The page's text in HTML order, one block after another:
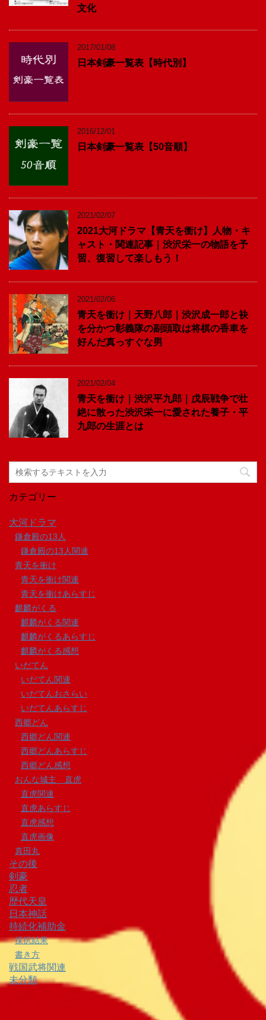
文化
2017/01/08
日本剣豪一覧表【時代別】
2016/12/01
日本剣豪一覧表【50音順】
2021/02/07
2021大河ドラマ【青天を衝け】人物・キ
ャスト・関連記事｜渋沢栄一の物語を予
習、復習して楽しもう！
2021/02/06
青天を衝け｜天野八郎｜渋沢成一郎と袂
を分かつ彰義隊の副頭取は将棋の香車を
好んだ真っすぐな男
2021/02/04
青天を衝け｜渋沢平九郎｜戊辰戦争で壮
絶に散った渋沢栄一に愛された養子・平
九郎の生涯とは
カテゴリー
大河ドラマ
鎌倉殿の13人
鎌倉殿の13人関連
青天を衝け
青天を衝け関連
青天を衝けあらすじ
麒麟がくる
麒麟がくる関連
麒麟がくるあらすじ
麒麟がくる感想
いだてん
いだてん関連
いだてんおさらい
いだてんあらすじ
西郷どん
西郷どん関連
西郷どんあらすじ
西郷どん感想
おんな城主 直虎
直虎関連
直虎あらすじ
直虎感想
直虎画像
真田丸
その後
剣豪
忍者
歴代天皇
日本神話
持続化補助金
採択結果
書き方
戦国武将関連
未分類